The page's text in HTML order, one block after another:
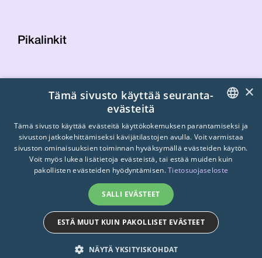
Pikalinkit
Laskutustiedot
Tietosuojaseloste
Turvallisemman tilan periaatteet
© 2026 STTK. Made with ❤ byAvoin.Systems
FINNISH
SWEDISH
×
Tämä sivusto käyttää seuranta-
evästeitä
Tämä sivusto käyttää evästeitä käyttökokemuksen parantamiseksi ja
sivuston jatkokehittämiseksi kävijätilastojen avulla. Voit varmistaa
sivuston ominaisuuksien toiminnan hyväksymällä evästeiden käytön.
Voit myös lukea lisätietoja evästeistä, tai estää muiden kuin
pakollisten evästeiden hyödyntämisen.Tietosuojaseloste
SALLI EVÄSTEET
ESTÄ MUUT KUIN PAKOLLISET EVÄSTEET
NÄYTÄ YKSITYISKOHDAT